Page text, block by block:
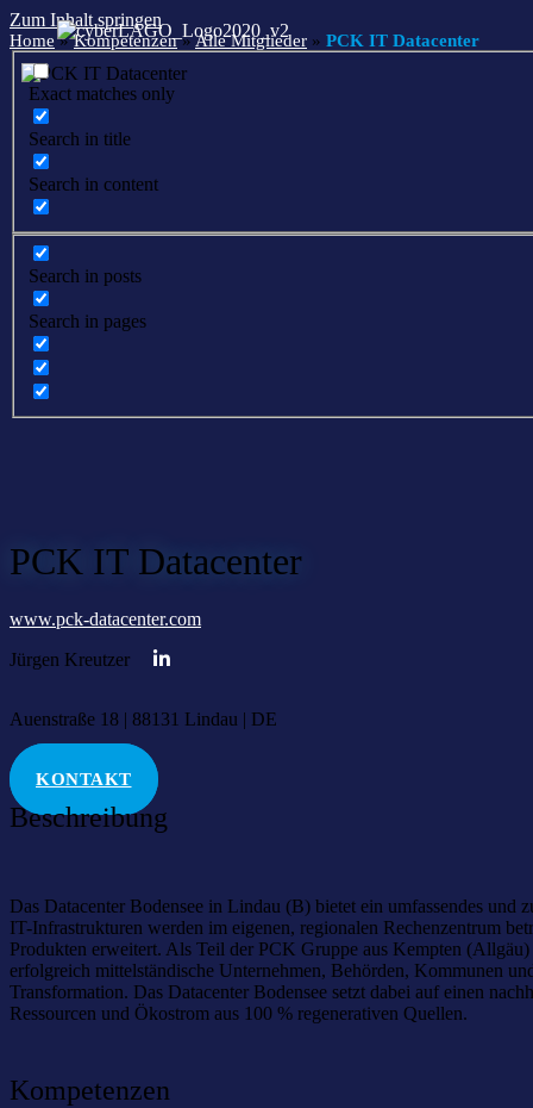
Zum Inhalt springen
Exact matches only
Search in title
Search in content
Search in posts
Search in pages
Home»Kompetenzen»Alle Mitglieder » PCK IT Datacenter
PCK IT Datacenter
www.pck-datacenter.com
Jürgen Kreutzer
Auenstraße 18 | 88131 Lindau | DE
KONTAKT
Beschreibung
Das Datacenter Bodensee in Lindau (B) bietet ein umfassendes und
IT-Infrastrukturen werden im eigenen, regionalen Rechenzentrum
Produkten erweitert. Als Teil der PCK Gruppe aus Kempten
erfolgreich mittelständische Unternehmen, Behörden, Kommunen
Transformation. Das Datacenter Bodensee setzt dabei auf einen
Ressourcen und Ökostrom aus 100 % regenerativen Quellen.
Kompetenzen